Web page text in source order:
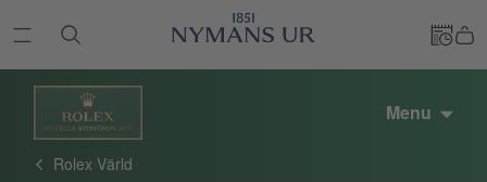
Menu
Rolex Värld